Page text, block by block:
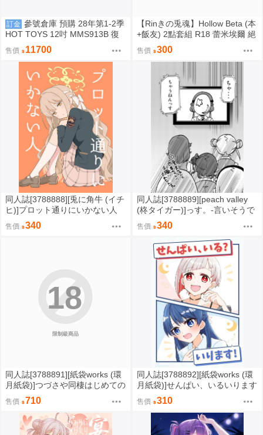
訂金 參號倉庫 預購 28年第1-2季
HOT TOYS 12吋 MMS913B 復
仇者聯盟：末日崛起 萬磁王 豪華
特別版
售價 11700
【Rinきの兎魂】Hollow Beta (本
+飯友) 2點套組 R18 蕾米埃爾 絕
區零 ZZZ【FF47場前預購】{宅
即門}
售價 300
同人誌[3788888][兎に角牛 (イチ
ヒ)]プロット通りにいかない人
(蔚藍檔案)
售價 340
同人誌[3788889][peach valley
(柊タイガー)]っす。-言いそうで
言わなさそうだけど言わなささ
そう- (Love Live Superstar)
售價 340
限制級商品
18
同人誌[3788891][紙袋works (環
月紙袋)]つづさや同棲はじめての
夏合同サマーハッピーデイズ (蓮
之空女學院學園偶像俱樂部)
售價 710
同人誌[3788892][紙袋works (環
月紙袋)]せんぱい、いるいります
(蓮之空女學院學園偶像俱樂部)
售價 310